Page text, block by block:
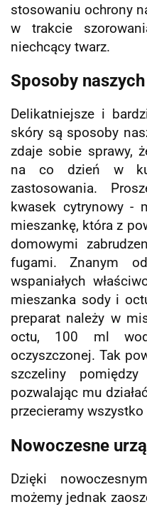
stosowaniu ochrony
w trakcie
niechcący twarz.
Sposoby
Delikatniejsze i
skóry są sposoby
zdaje sobie sprawy,
na co dzień w
zastosowania.
kwasek cytrynowy -
mieszankę, która z
domowymi
fugami. Znanym
wspaniałych
mieszanka sody i
preparat należy w
octu, 100 ml
oczyszczonej. Tak
szczeliny
pozwalając mu
przecieramy
Nowoczesne
Dzięki
możemy jednak